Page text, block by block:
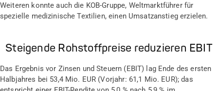
Weiteren konnte auch die KOB-Gruppe, Weltmarktführer für
spezielle medizinische Textilien, einen Umsatzanstieg erzielen.
Steigende Rohstoffpreise reduzieren EBIT
Das Ergebnis vor Zinsen und Steuern (EBIT) lag Ende des ersten
Halbjahres bei 53,4 Mio. EUR (Vorjahr: 61,1 Mio. EUR); das